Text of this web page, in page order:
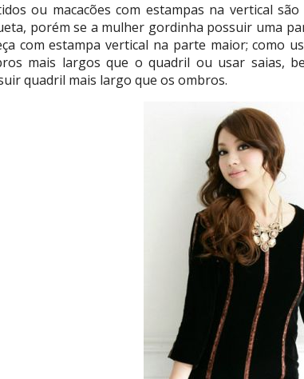
ou macacões com estampas na vertical
porém se a mulher gordinha possuir uma
com estampa vertical na parte maior; como
mais largos que o quadril ou usar saias,
quadril mais largo que os ombros.